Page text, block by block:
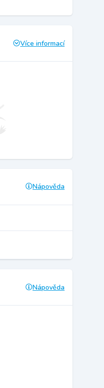
Více informací
Nápověda
Nápověda